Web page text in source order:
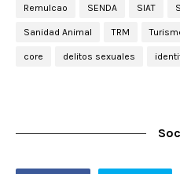
Remulcao SENDA SIAT
Sanidad Animal TRM
core delitos sexuales